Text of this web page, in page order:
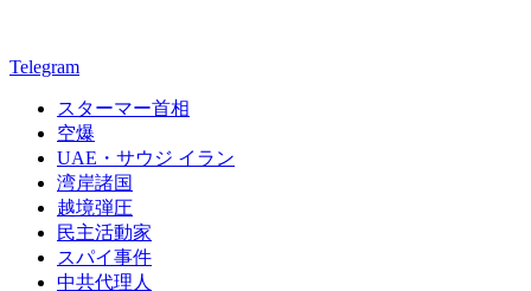
Telegram
スターマー首相
空爆
UAE・サウジ イラン
湾岸諸国
越境弾圧
民主活動家
スパイ事件
中共代理人